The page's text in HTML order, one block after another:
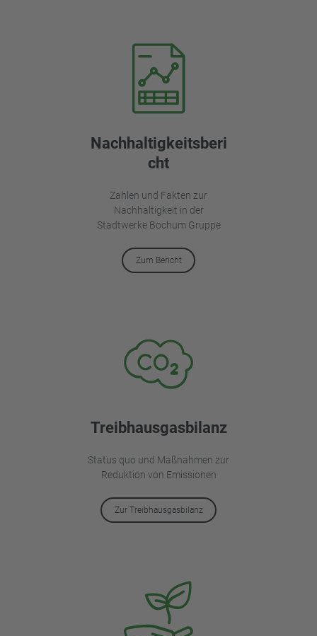
Nachhaltigkeitsberi
cht
Zahlen und Fakten zur
Nachhaltigkeit in der
Stadtwerke Bochum Gruppe
Zum Bericht
Treibhausgasbilanz
Status quo und Maßnahmen zur
Reduktion von Emissionen
Zur Treibhausgasbilanz